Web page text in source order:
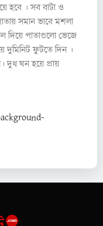
হবে । সব বাটা ও
সমান ভাবে মশলা
দিয়ে পাতাগুলো ভেজে
দুমিনিট ফুটতে দিন ।
দুধ ঘন হয়ে প্রায়